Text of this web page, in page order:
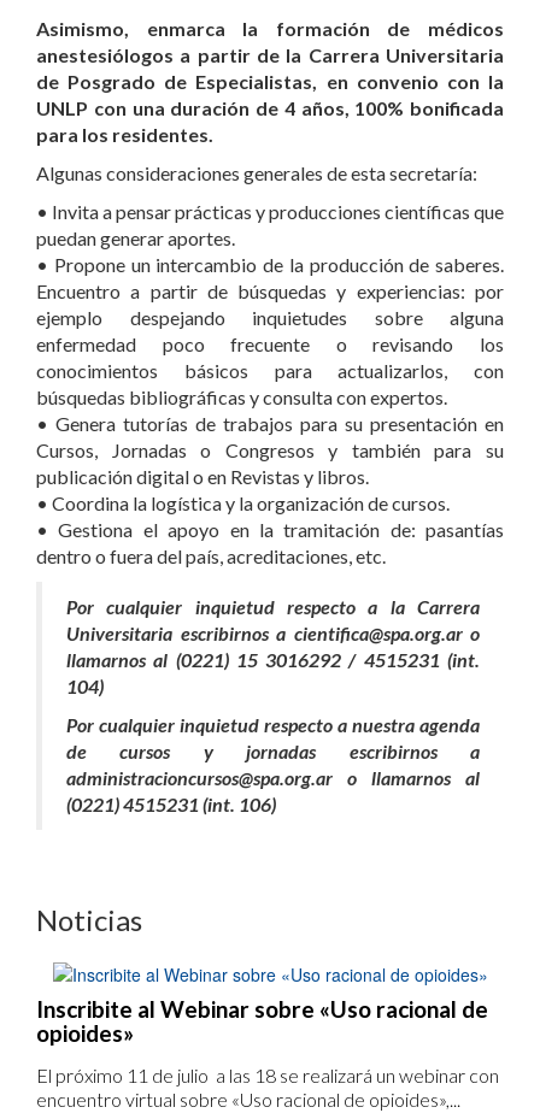
Asimismo, enmarca la formación de médicos
anestesiólogos a partir de la Carrera Universitaria
de Posgrado de Especialistas, en convenio con la
UNLP con una duración de 4 años, 100% bonificada
para los residentes.
Algunas consideraciones generales de esta secretaría:
• Invita a pensar prácticas y producciones científicas que
puedan generar aportes.
• Propone un intercambio de la producción de saberes.
Encuentro a partir de búsquedas y experiencias: por
ejemplo despejando inquietudes sobre alguna
enfermedad poco frecuente o revisando los
conocimientos básicos para actualizarlos, con
búsquedas bibliográficas y consulta con expertos.
• Genera tutorías de trabajos para su presentación en
Cursos, Jornadas o Congresos y también para su
publicación digital o en Revistas y libros.
• Coordina la logística y la organización de cursos.
• Gestiona el apoyo en la tramitación de: pasantías
dentro o fuera del país, acreditaciones, etc.
Por cualquier inquietud respecto a la Carrera
Universitaria escribirnos a cientifica@spa.org.ar o
llamarnos al (0221) 15 3016292 / 4515231 (int.
104)
Por cualquier inquietud respecto a nuestra agenda
de cursos y jornadas escribirnos a
administracioncursos@spa.org.ar o llamarnos al
(0221) 4515231 (int. 106)
Noticias
Inscribite al Webinar sobre «Uso racional de
opioides»
El próximo 11 de julio a las 18 se realizará un webinar con
encuentro virtual sobre «Uso racional de opioides»,...